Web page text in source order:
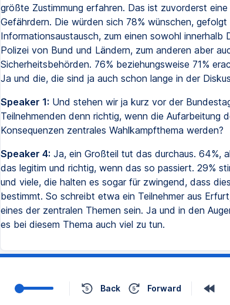
größte Zustimmung erfahren. Das ist zuvorderst
Gefährdern. Die würden sich 78% wünschen,
Informationsaustausch, zum einen sowohl innerhalb
Polizei von Bund und Ländern, zum anderen aber
Sicherheitsbehörden. 76% beziehungsweise 71%
Ja und die, die sind ja auch schon lange in der
Speaker 1: Und stehen wir ja kurz vor der
Teilnehmenden denn richtig, wenn die Aufarbeitung
Konsequenzen zentrales Wahlkampfthema werden?
Speaker 4: Ja, ein Großteil tut das durchaus. 64%,
das legitim und richtig, wenn das so passiert. 29%
und viele, die halten es sogar für zwingend, dass
bestimmt. So schreibt etwa ein Teilnehmer aus
eines der zentralen Themen sein. Ja und in den
es bei diesem Thema auch viel zu tun.
Back Forward